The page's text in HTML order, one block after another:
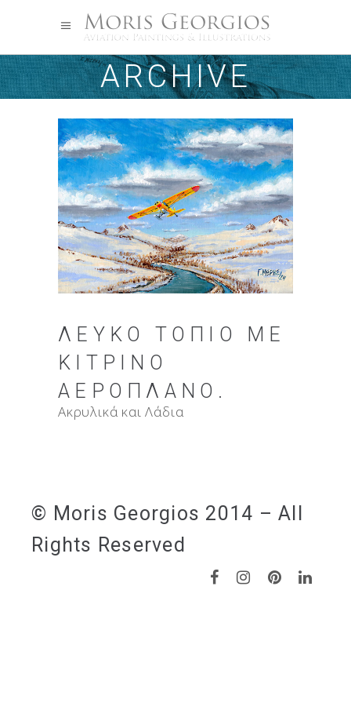
ARCHIVE
ΛΕΥΚΌ ΤΟΠΊΟ ΜΕ
ΚΊΤΡΙΝΟ
ΑΕΡΟΠΛΆΝΟ.
Ακρυλικά και Λάδια
© Moris Georgios 2014 – All
Rights Reserved